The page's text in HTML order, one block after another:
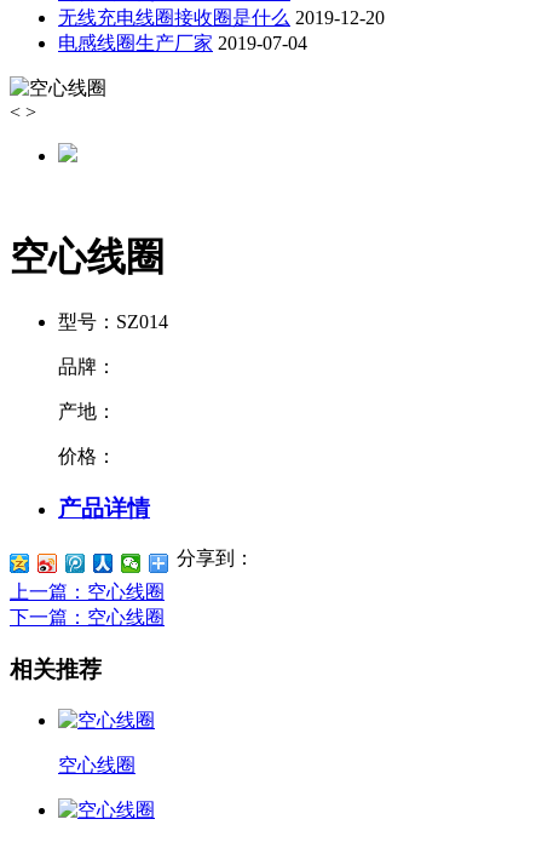
无线充电线圈接收圈是什么 2019-12-20
电感线圈生产厂家 2019-07-04
< >
空心线圈
型号： SZ014
品牌：
产地：
价格：
产品详情
分享到：
上一篇 ：空心线圈
下一篇 ：空心线圈
相关推荐
空心线圈